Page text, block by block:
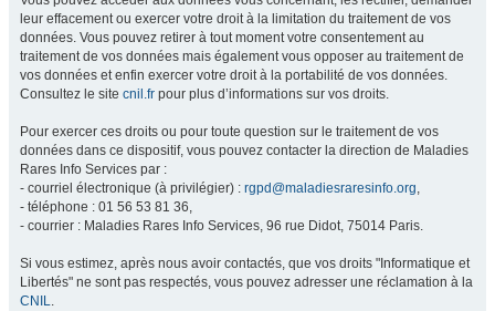
leur effacement ou exercer votre droit à la limitation du traitement de vos
données. Vous pouvez retirer à tout moment votre consentement au
traitement de vos données mais également vous opposer au traitement de
vos données et enfin exercer votre droit à la portabilité de vos données.
Consultez le site cnil.fr pour plus d’informations sur vos droits.
Pour exercer ces droits ou pour toute question sur le traitement de vos
données dans ce dispositif, vous pouvez contacter la direction de Maladies
Rares Info Services par :
- courriel électronique (à privilégier) : rgpd@maladiesraresinfo.org,
- téléphone : 01 56 53 81 36,
- courrier : Maladies Rares Info Services, 96 rue Didot, 75014 Paris.
Si vous estimez, après nous avoir contactés, que vos droits "Informatique et
Libertés" ne sont pas respectés, vous pouvez adresser une réclamation à la
CNIL.